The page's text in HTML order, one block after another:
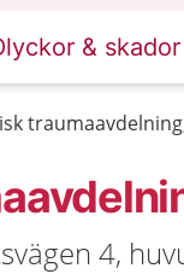
& skador
4,